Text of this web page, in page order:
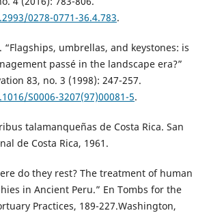
0278-0771-36.4.783.
umbrellas, and keystones: is
passé in the landscape era?”
83, no. 3 (1998): 247-257.
S0006-3207(97)00081-5.
talamanqueñas de Costa Rica. San
de Costa Rica, 1961.
do they rest? The treatment of human
in Ancient Peru.” En Tombs for the
Practices, 189-227.Washington,